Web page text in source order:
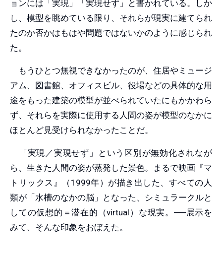
ョンには「実現」「実現せず」と書かれている。しか
し、模型を眺めている限り、それらが現実に建てられ
たのか否かはもはや問題ではないかのように感じられ
た。
もうひとつ無視できなかったのが、住居やミュージ
アム、図書館、オフィスビル、役場などの具体的な用
途をもった建築の模型が並べられていたにもかかわら
ず、それらを実際に使用する人間の姿が模型のなかに
ほとんど見受けられなかったことだ。
「実現／実現せず」という区別が無効化されなが
ら、生きた人間の姿が蒸発した景色。まるで映画『マ
トリックス』（1999年）が描き出した、すべての人
類が「水槽のなかの脳」となった、シミュラークルと
しての仮想的＝潜在的（virtual）な現実。──展示を
みて、そんな印象をおぼえた。